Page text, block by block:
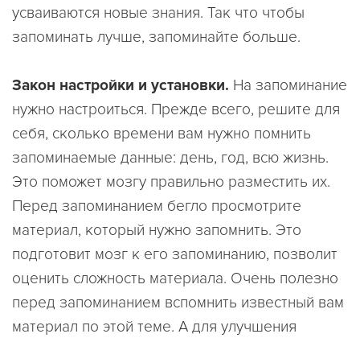
усваиваются новые знания. Так что чтобы
запоминать лучше, запоминайте больше.
Закон настройки и установки. На запоминание
нужно настроиться. Прежде всего, решите для
себя, сколько времени вам нужно помнить
запоминаемые данные: день, год, всю жизнь.
Это поможет мозгу правильно разместить их.
Перед запоминанием бегло просмотрите
материал, который нужно запомнить. Это
подготовит мозг к его запоминанию, позволит
оценить сложность материала. Очень полезно
перед запоминанием вспомнить известный вам
материал по этой теме. А для улучшения